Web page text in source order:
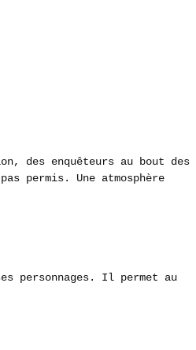
enquêteurs au bout des
permis. Une atmosphère
personnages. Il permet au